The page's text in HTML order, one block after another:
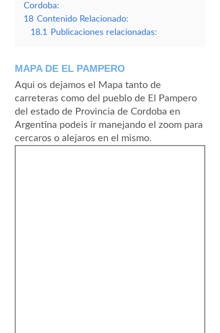
Cordoba:
18 Contenido Relacionado:
18.1
Publicaciones relacionadas:
MAPA DE EL PAMPERO
Aqui os dejamos el Mapa tanto de
carreteras como del pueblo de El Pampero
del estado de Provincia de Cordoba en
Argentina podeis ir manejando el zoom para
cercaros o alejaros en el mismo.